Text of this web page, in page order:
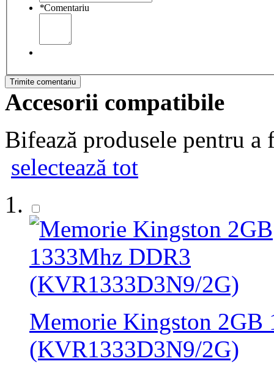
*Comentariu
Trimite comentariu
Accesorii compatibile
Bifează produsele pentru a
selectează tot
Memorie Kingston 2GB
(KVR1333D3N9/2G)